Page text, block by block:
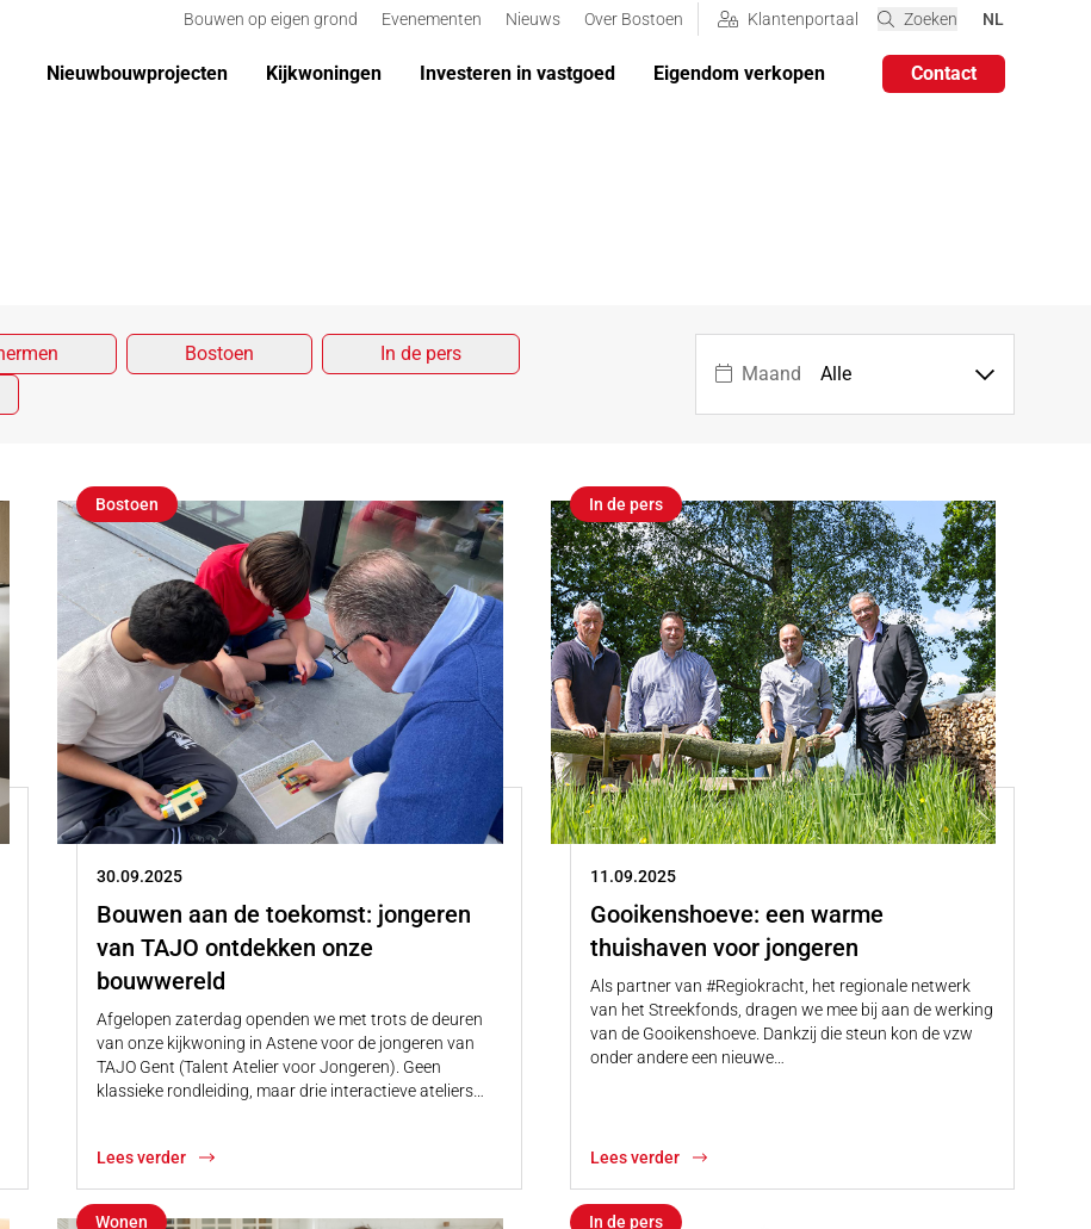
Bouwen op eigen grond Evenementen Nieuws Over Bostoen Klantenportaal Zoeken VERANDER
NL
Nieuwbouwprojecten Kijkwoningen Investeren in vastgoed Eigendom verkopen Contact
Bostoen
In de pers
Maand
Bostoen
30.09.2025
Bouwen aan de toekomst: jongeren
van TAJO ontdekken onze
bouwwereld
Afgelopen zaterdag openden we met trots de deuren
van onze kijkwoning in Astene voor de jongeren van
TAJO Gent (Talent Atelier voor Jongeren). Geen
klassieke rondleiding, maar drie interactieve ateliers…
Lees verder
In de pers
11.09.2025
Gooikenshoeve: een warme
thuishaven voor jongeren
Als partner van #Regiokracht, het regionale netwerk
van het Streekfonds, dragen we mee bij aan de werking
van de Gooikenshoeve. Dankzij die steun kon de vzw
onder andere een nieuwe…
Lees verder
Wonen In de pers